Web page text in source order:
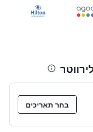
בחר תאריכים